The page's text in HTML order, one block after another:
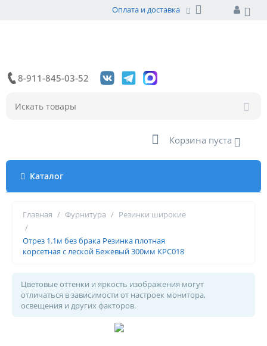
Оплата и доставка
8-911-845-03-52
Корзина пуста
Каталог
Главная / Фурнитура / Резинки широкие
/
Отрез 1.1м без брака Резинка плотная
корсетная с леской Бежевый 300мм КРС018
Цветовые оттенки и яркость изображения могут
отличаться в зависимости от настроек монитора,
освещения и других факторов.